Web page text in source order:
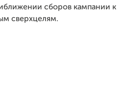
сборов кампании к
сверхцелям.